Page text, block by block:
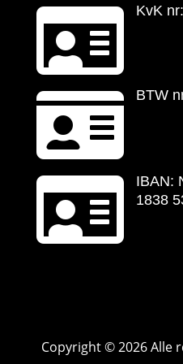
 KvK
 BTW

IBAN:
1838
Copyright © 2026 Alle